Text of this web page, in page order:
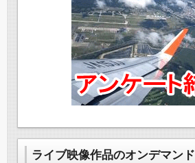
ライブ映像作品のオンデマンド